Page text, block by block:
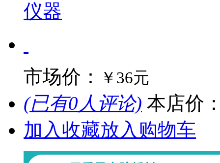
仪器
市场价： ￥36元
(已有0人评论) 本店价
加入收藏放入购物车